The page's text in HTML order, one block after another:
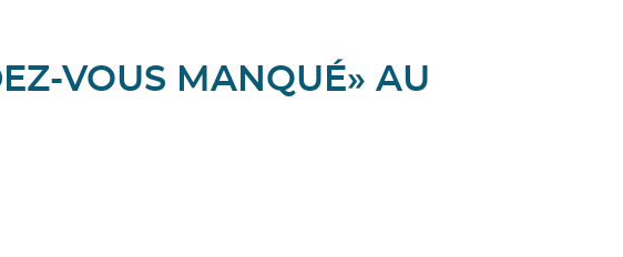
VOUS MANQUÉ» AU